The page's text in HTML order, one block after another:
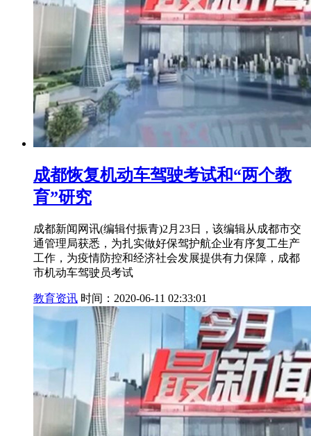
成都恢复机动车驾驶考试和“两个教
育”研究
成都新闻网讯(编辑付振青)2月23日，该编辑从成都市交
通管理局获悉，为扎实做好保驾护航企业有序复工生产
工作，为疫情防控和经济社会发展提供有力保障，成都
市机动车驾驶员考试
教育资讯 时间：2020-06-11 02:33:01